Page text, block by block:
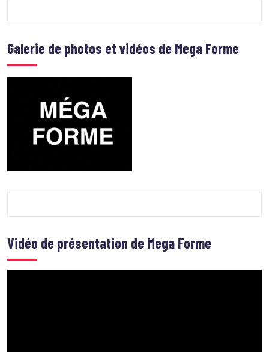
Galerie de photos et vidéos de Mega Forme
Vidéo de présentation de Mega Forme